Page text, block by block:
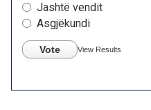
Jashtë vendit
Asgjëkundi
Vote View Results